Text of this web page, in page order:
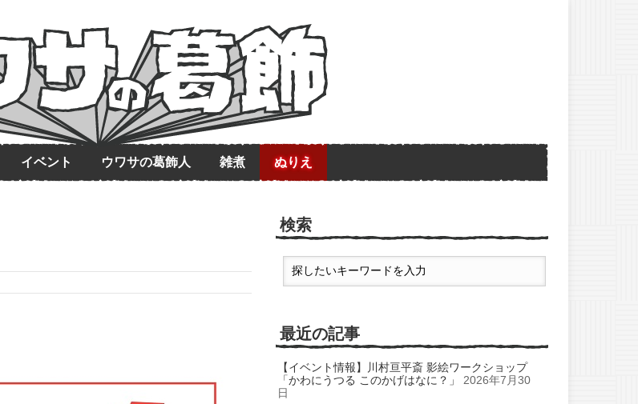
イベント ウワサの葛飾人 雑煮 ぬりえ
検索
最近の記事
【イベント情報】川村亘平斎 影絵ワークショップ
「かわにうつる このかげはなに？」
2026年7月30
日